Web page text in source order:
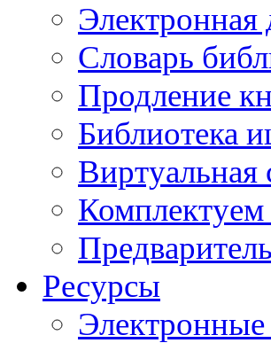
Электронная
Словарь
Продление
Библиотека
Виртуальная
Комплектуем
Ресурсы
Электронные